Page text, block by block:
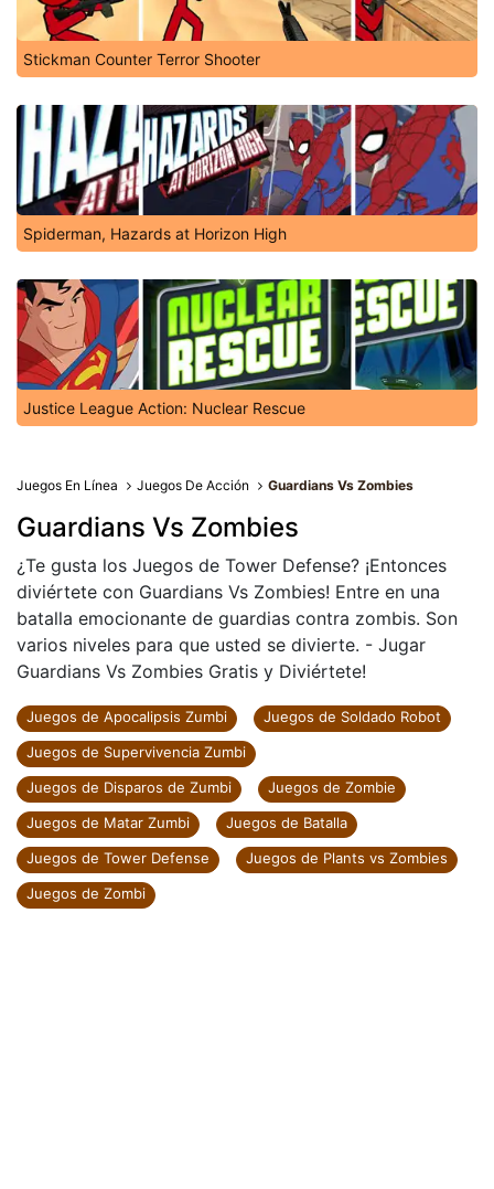
Stickman Counter Terror Shooter
Spiderman, Hazards at Horizon High
Justice League Action: Nuclear Rescue
Juegos En Línea Juegos De Acción Guardians Vs Zombies
Guardians Vs Zombies
¿Te gusta los Juegos de Tower Defense? ¡Entonces
diviértete con Guardians Vs Zombies! Entre en una
batalla emocionante de guardias contra zombis. Son
varios niveles para que usted se divierte. - Jugar
Guardians Vs Zombies Gratis y Diviértete!
Juegos de Apocalipsis Zumbi
Juegos de Soldado Robot
Juegos de Supervivencia Zumbi
Juegos de Disparos de Zumbi
Juegos de Zombie
Juegos de Matar Zumbi
Juegos de Batalla
Juegos de Tower Defense
Juegos de Plants vs Zombies
Juegos de Zombi